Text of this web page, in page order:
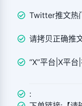
Twitter推文热
请拷贝正确推
“X”平台|X平
: